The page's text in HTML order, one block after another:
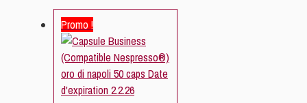
Promo !